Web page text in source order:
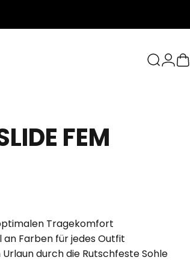
Suche
FEM
Tragekomfort
Farben für jedes Outfit
durch die Rutschfeste Sohle